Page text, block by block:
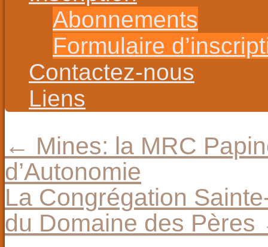
Abonnements
Formulaire
Contactez-nous
Liens
← Mines: la MRC
d’Autonomie
La Congrégation
du Domaine des Pères